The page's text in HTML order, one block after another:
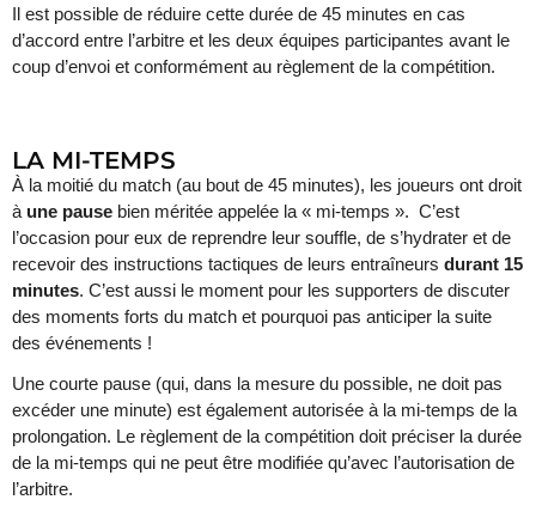
Il est possible de réduire cette durée de 45 minutes en cas
d’accord entre l’arbitre et les deux équipes participantes avant le
coup d’envoi et conformément au règlement de la compétition.
LA MI-TEMPS
À la moitié du match (au bout de 45 minutes), les joueurs ont droit
à une pause bien méritée appelée la « mi-temps ». C’est
l’occasion pour eux de reprendre leur souffle, de s’hydrater et de
recevoir des instructions tactiques de leurs entraîneurs durant 15
minutes. C’est aussi le moment pour les supporters de discuter
des moments forts du match et pourquoi pas anticiper la suite
des événements !
Une courte pause (qui, dans la mesure du possible, ne doit pas
excéder une minute) est également autorisée à la mi-temps de la
prolongation. Le règlement de la compétition doit préciser la durée
de la mi-temps qui ne peut être modifiée qu’avec l’autorisation de
l’arbitre.